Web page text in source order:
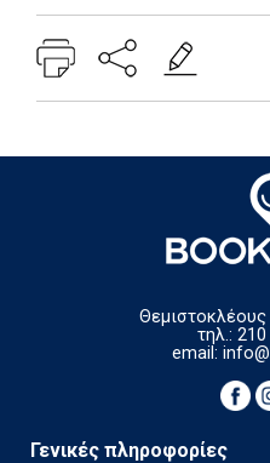
τηλ.:
email:
Γενικές πληροφορίες